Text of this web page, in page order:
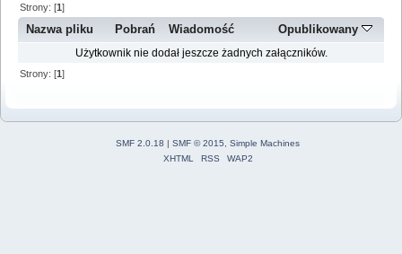
Strony: [1]
Nazwa pliku Pobrań Wiadomość Opublikowany
Użytkownik nie dodał jeszcze żadnych załączników.
Strony: [1]
SMF 2.0.18 | SMF © 2015
Simple Machines
XHTML
RSS WAP2